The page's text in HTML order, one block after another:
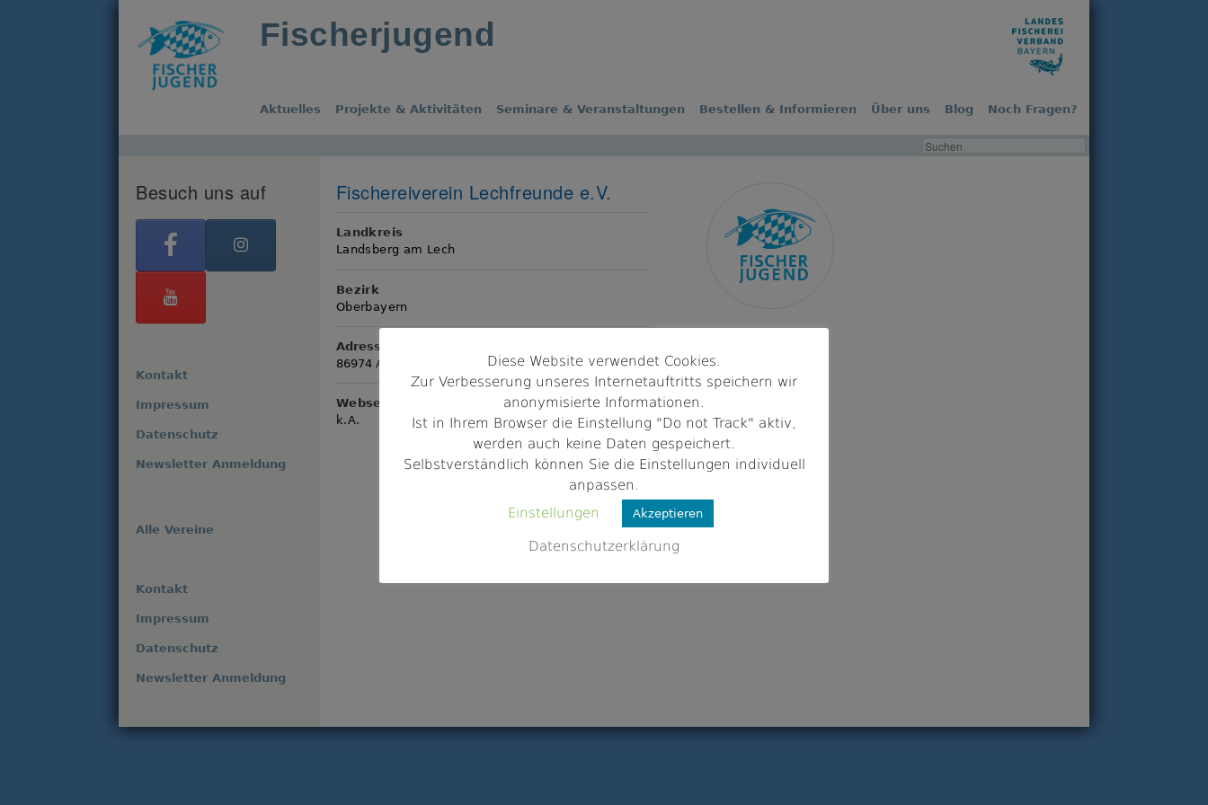
Fischerjugend
Aktuelles Projekte & Aktivitäten Seminare & Veranstaltungen Bestellen & Informieren Über uns Blog Noch Fragen?
Fischereiverein Lechfreunde e.V.
Landkreis
Landsberg am Lech
Bezirk
Oberbayern
Adresse
86974 Apfeldorf
Webseite
k.A.
Besuch uns auf
Kontakt
Impressum
Datenschutz
Newsletter Anmeldung
Alle Vereine
Kontakt
Impressum
Datenschutz
Newsletter Anmeldung
Diese Website verwendet Cookies.
Zur Verbesserung unseres Internetauftritts speichern wir
anonymisierte Informationen.
Ist in Ihrem Browser die Einstellung "Do not Track" aktiv,
werden auch keine Daten gespeichert.
Selbstverständlich können Sie die Einstellungen individuell
anpassen.
Einstellungen
Akzeptieren
Datenschutzerklärung